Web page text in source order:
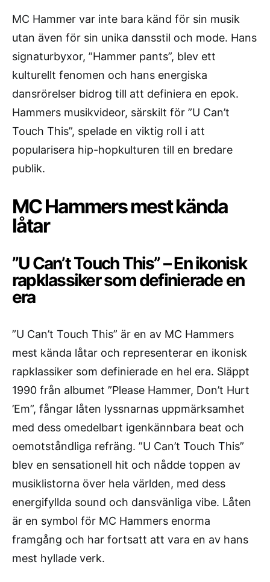
MC Hammer var inte bara känd för sin musik
utan även för sin unika dansstil och mode. Hans
signaturbyxor, ”Hammer pants”, blev ett
kulturellt fenomen och hans energiska
dansrörelser bidrog till att definiera en epok.
Hammers musikvideor, särskilt för ”U Can’t
Touch This”, spelade en viktig roll i att
popularisera hip-hopkulturen till en bredare
publik.
MC Hammers mest kända
låtar
”U Can’t Touch This” – En ikonisk
rapklassiker som definierade en
era
”U Can’t Touch This” är en av MC Hammers
mest kända låtar och representerar en ikonisk
rapklassiker som definierade en hel era. Släppt
1990 från albumet ”Please Hammer, Don’t Hurt
’Em”, fångar låten lyssnarnas uppmärksamhet
med dess omedelbart igenkännbara beat och
oemotståndliga refräng. ”U Can’t Touch This”
blev en sensationell hit och nådde toppen av
musiklistorna över hela världen, med dess
energifyllda sound och dansvänliga vibe. Låten
är en symbol för MC Hammers enorma
framgång och har fortsatt att vara en av hans
mest hyllade verk.